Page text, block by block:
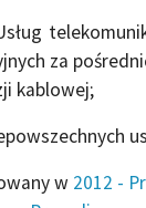
za
kablowej;
w 2012 -